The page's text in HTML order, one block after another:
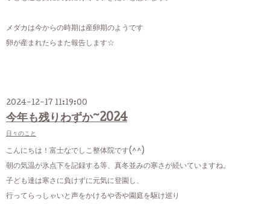
メダカは今からの時期は産卵期のようです
卵が産まれたらまた報告します☆
2024-12-17 11:19:00
今年も残りわずか~2024
日々のこと
こんにちは！富士なでしこ整体院です(^^)
朝の気温が氷点下を記録する等、真冬並みの寒さが続いていますね。
子ども達は寒さに負けずに元気に登園し、
行ってらっしゃいと声をかけるや否や園庭を駆け巡り